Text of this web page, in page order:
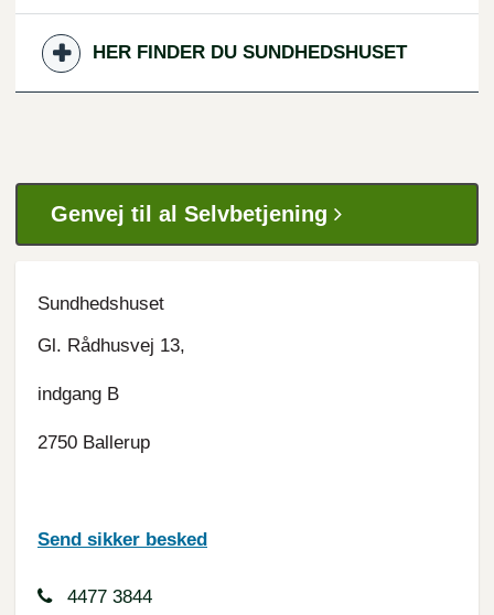
HER FINDER DU SUNDHEDSHUSET
Genvej til al Selvbetjening
Sundhedshuset
Gl. Rådhusvej 13,
indgang B
2750 Ballerup
Send sikker besked
4477 3844